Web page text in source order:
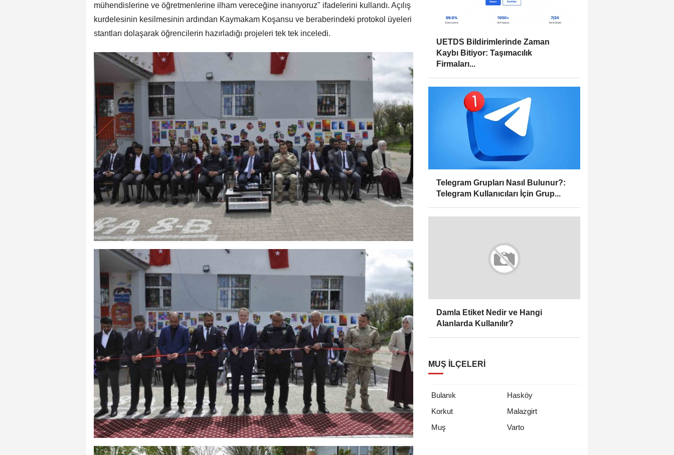
mühendislerine ve öğretmenlerine ilham vereceğine inanıyoruz" ifadelerini kullandı. Açılış
kurdelesinin kesilmesinin ardından Kaymakam Koşansu ve beraberindeki protokol üyeleri
stantları dolaşarak öğrencilerin hazırladığı projeleri tek tek inceledi.
UETDS Bildirimlerinde Zaman
Kaybı Bitiyor: Taşımacılık
Firmaları...
Telegram Grupları Nasıl Bulunur?:
Telegram Kullanıcıları İçin Grup...
Damla Etiket Nedir ve Hangi
Alanlarda Kullanılır?
MUŞ İLÇELERI
Bulanık
Hasköy
Korkut
Malazgirt
Muş
Varto